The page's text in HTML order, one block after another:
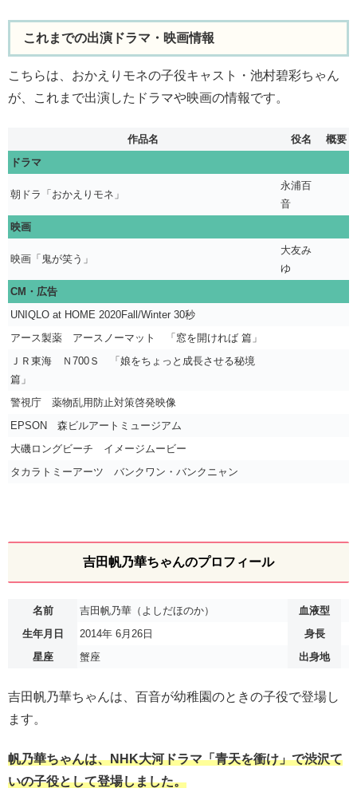
これまでの出演ドラマ・映画情報
こちらは、おかえりモネの子役キャスト・池村碧彩ちゃん
が、これまで出演したドラマや映画の情報です。
作品名 役名
概要
ドラマ
朝ドラ「おかえりモネ」
永浦百
音
映画
映画「鬼が笑う」
大友み
ゆ
CM・広告
UNIQLO at HOME 2020Fall/Winter 30秒
アース製薬 アースノーマット 「窓を開ければ 篇」
ＪＲ東海 Ｎ700Ｓ 「娘をちょっと成長させる秘境
篇」
警視庁 薬物乱用防止対策啓発映像
EPSON 森ビルアートミュージアム
大磯ロングビーチ イメージムービー
タカラトミーアーツ バンクワン・バンクニャン
吉田帆乃華ちゃんのプロフィール
名前 吉田帆乃華（よしだほのか）
血液型
生年月日
2014年 6月26日
身長
星座
蟹座 出身地
吉田帆乃華ちゃんは、百音が幼稚園のときの子役で登場し
ます。
帆乃華ちゃんは、NHK大河ドラマ「青天を衝け」で渋沢て
いの子役として登場しました。